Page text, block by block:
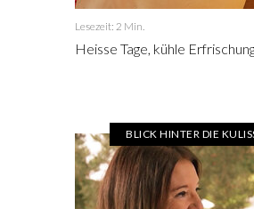
Lesezeit: 2 Min.
Heisse Tage, kühle
BLICK HINTER DIE